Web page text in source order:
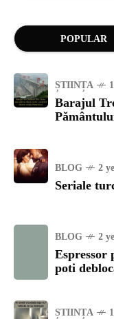
POPULAR
ȘTIINȚA
Barajul
BLOG 2
Seriale
BLOG 2
Espressor
poti
ȘTIINȚA